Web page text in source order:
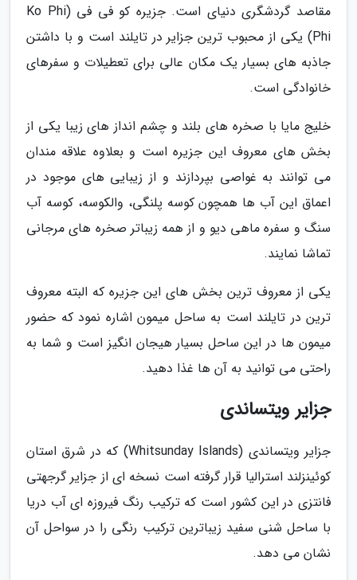
مقاصد گردشگری دنیای است. جزیره کو فی فی (Ko Phi
Phi) یکی از محبوب ترین جزایر در تایلند است و با داشتن
جاذبه های بسیار یک مکان عالی برای تعطیلات و سفرهای
خانوادگی است.
خلیج مایا با صخره های بلند و چشم انداز های زیبا یکی از
بخش های معروف این جزیره است و بعلاوه علاقه مندان
می توانند به غواصی بپردازند و از زیبایی های موجود در
اعماق این آب ها همچون کوسه پلنگی، والکوسه، کوسه آب
سنگ و سفره ماهی دیو و از همه زیباتر صخره های مرجانی
تماشا نمایند.
یکی از معروف ترین بخش های این جزیره که البته معروف
ترین در تایلند است به ساحل میمون اشاره نمود که حضور
میمون ها در این ساحل بسیار هیجان انگیز است و شما به
راحتی می توانید به آن ها غذا دهید.
جزایر ویتساندی
جزایر ویتساندی (Whitsunday Islands) که در شرق استان
کوئینزلند استرالیا قرار گرفته است نسخه ای از جزایر گرجهتی
فانتزی در این کشور است که ترکیب رنگ فیروزه ای آب دریا
با ساحل شنی سفید زیباترین ترکیب رنگی را در سواحل آن
نشان می دهد.